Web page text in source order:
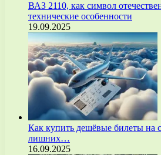
ВАЗ 2110, как символ
технические особенности
19.09.2025
Как купить дешёвые билеты на
лишних…
16.09.2025